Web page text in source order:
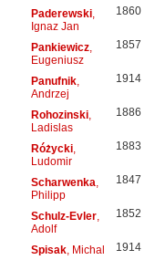
Paderewski,
Ignaz Jan
1860
Pankiewicz,
Eugeniusz
1857
Panufnik,
Andrzej
1914
Rohozinski,
Ladislas
1886
Różycki,
Ludomir
1883
Scharwenka
Philipp
1847
Schulz-Evler,
Adolf
1852
Spisak, Michal 1914